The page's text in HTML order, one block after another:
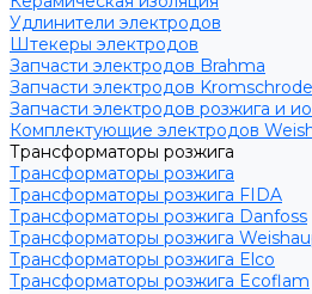
Удлинители электродов
Штекеры электродов
Запчасти электродов Brahma
Запчасти электродов
Запчасти электродов розжига и
Комплектующие электродов
Трансформаторы розжига
Трансформаторы розжига
Трансформаторы розжига FIDA
Трансформаторы розжига Danfoss
Трансформаторы розжига
Трансформаторы розжига Elco
Трансформаторы розжига Ecoflam